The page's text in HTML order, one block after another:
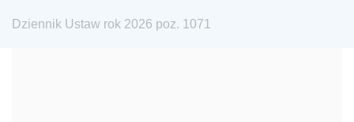
1981 1980
Dziennik Ustaw rok 2026 poz. 1071